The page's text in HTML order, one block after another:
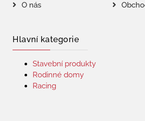
O nás
Hlavní kategorie
Stavební produkty
Rodinné domy
Racing